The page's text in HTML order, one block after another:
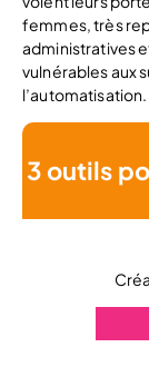
femmes, très
administratives
vulnérables aux
l’automatisation.
3 outils